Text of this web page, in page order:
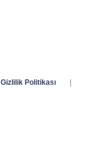
Gizlilik Politikası
|